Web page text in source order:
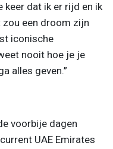
keer dat ik er rijd en ik
zou een droom zijn
iconische
nooit hoe je je
alles geven.”
voorbije dagen
UAE Emirates